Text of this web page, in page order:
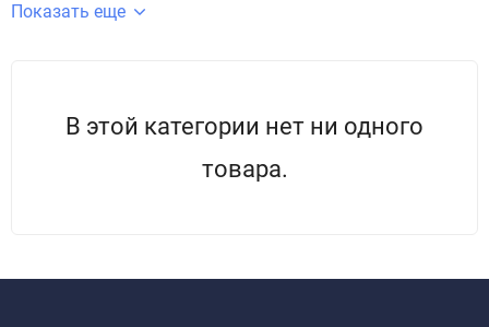
Показать еще
В этой категории нет ни одного
товара.